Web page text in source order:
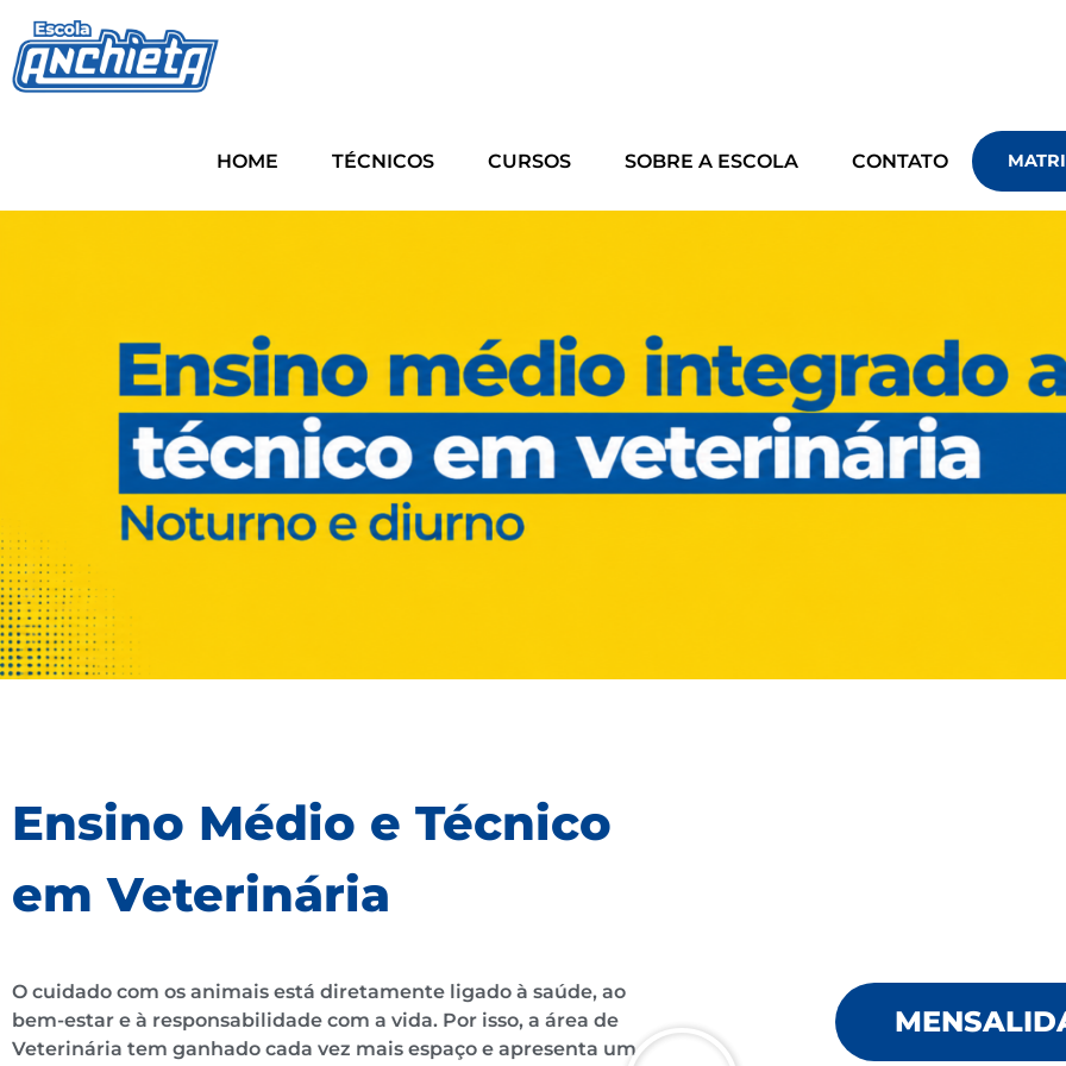
HOME TÉCNICOS CURSOS SOBRE A ESCOLA CONTATO
Ensino Médio e Técnico
em Veterinária
O cuidado com os animais está diretamente ligado à saúde, ao
bem-estar e à responsabilidade com a vida. Por isso, a área de
Veterinária tem ganhado cada vez mais espaço e apresenta um